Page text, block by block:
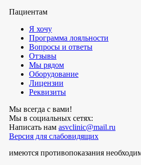
Пациентам
Я хочу
Программа лояльности
Вопросы и ответы
Отзывы
Мы рядом
Оборудование
Лицензии
Реквизиты
Мы всегда с вами!
Мы в социальных сетях:
Написать нам asvclinic@mail.ru
Версия для слабовидящих
имеются противопоказания